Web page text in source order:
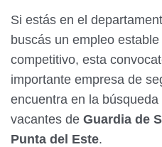
Si estás en el
buscás un empleo
competitivo, esta
importante empresa de
encuentra en la
vacantes de Guardia de
Punta del Este.